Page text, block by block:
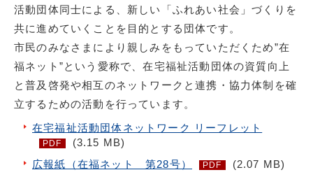
活動団体同士による、新しい「ふれあい社会」づくりを
共に進めていくことを目的とする団体です。
市民のみなさまにより親しみをもっていただくため”在
福ネット”という愛称で、在宅福祉活動団体の資質向上
と普及啓発や相互のネットワークと連携・協力体制を確
立するための活動を行っています。
在宅福祉活動団体ネットワーク リーフレット
PDF
(3.15 MB)
広報紙（在福ネット 第28号）
PDF (2.07 MB)